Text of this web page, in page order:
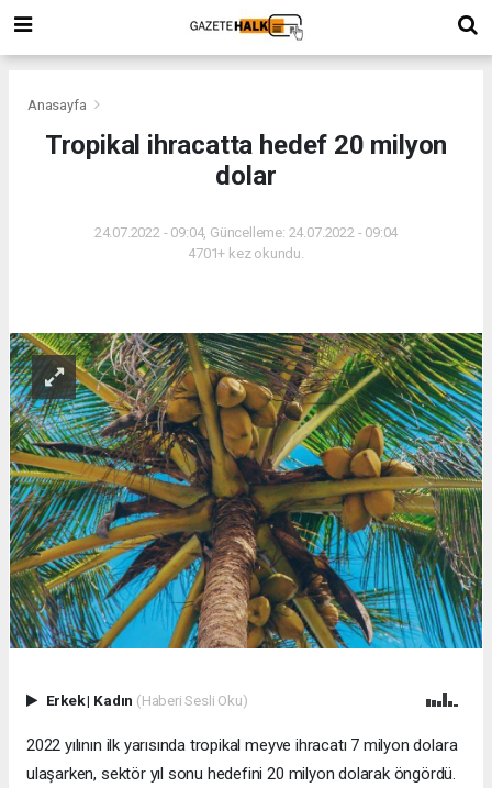
Anasayfa
Tropikal ihracatta hedef 20 milyon
dolar
24.07.2022 - 09:04, Güncelleme: 24.07.2022 - 09:04
4701+ kez okundu.
Erkek| Kadın (Haberi Sesli Oku)
2022 yılının ilk yarısında tropikal meyve ihracatı 7 milyon dolara
ulaşarken, sektör yıl sonu hedefini 20 milyon dolarak öngördü.